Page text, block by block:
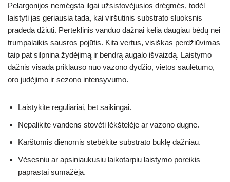
Pelargonijos nemėgsta ilgai užsistovėjusios drėgmės, todėl
laistyti jas geriausia tada, kai viršutinis substrato sluoksnis
pradeda džiūti. Perteklinis vanduo dažnai kelia daugiau bėdų nei
trumpalaikis sausros pojūtis. Kita vertus, visiškas perdžiūvimas
taip pat silpnina žydėjimą ir bendrą augalo išvaizdą. Laistymo
dažnis visada priklauso nuo vazono dydžio, vietos saulėtumo,
oro judėjimo ir sezono intensyvumo.
Laistykite reguliariai, bet saikingai.
Nepalikite vandens stovėti lėkštelėje ar vazono dugne.
Karštomis dienomis stebėkite substrato būklę dažniau.
Vėsesniu ar apsiniaukusiu laikotarpiu laistymo poreikis
paprastai sumažėja.